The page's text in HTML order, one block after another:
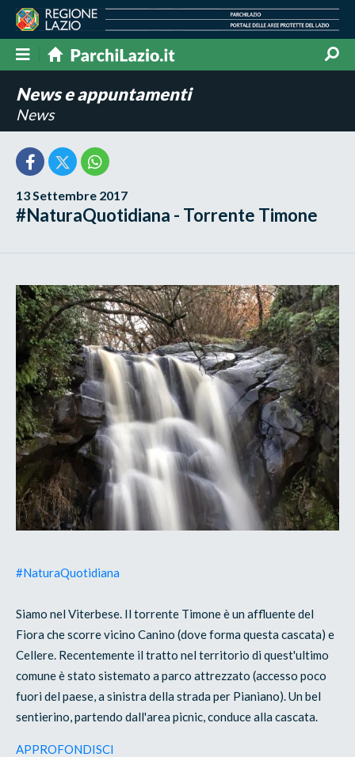
News e appuntamenti
News
13 Settembre 2017
#NaturaQuotidiana - Torrente Timone
#NaturaQuotidiana
Siamo nel Viterbese. Il torrente Timone è un affluente del
Fiora che scorre vicino Canino (dove forma questa cascata) e
Cellere. Recentemente il tratto nel territorio di quest'ultimo
comune è stato sistemato a parco attrezzato (accesso poco
fuori del paese, a sinistra della strada per Pianiano). Un bel
sentierino, partendo dall'area picnic, conduce alla cascata.
APPROFONDISCI